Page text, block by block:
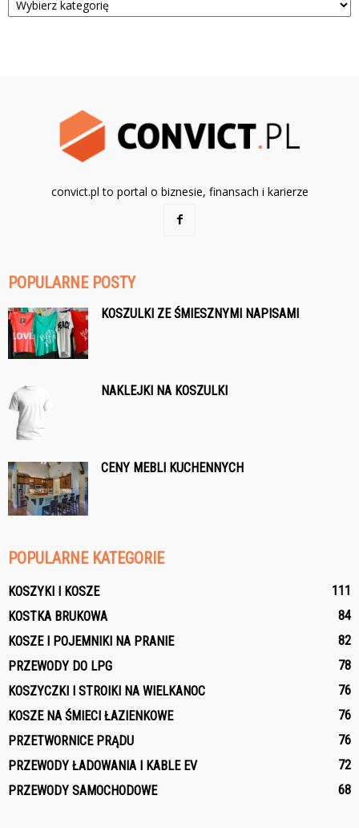
convict.pl to portal o biznesie, finansach i karierze
POPULARNE POSTY
KOSZULKI ZE ŚMIESZNYMI NAPISAMI
NAKLEJKI NA KOSZULKI
CENY MEBLI KUCHENNYCH
POPULARNE KATEGORIE
KOSZYKI I KOSZE
111
KOSTKA BRUKOWA
84
KOSZE I POJEMNIKI NA PRANIE
82
PRZEWODY DO LPG
78
KOSZYCZKI I STROIKI NA WIELKANOC
76
KOSZE NA ŚMIECI ŁAZIENKOWE
76
PRZETWORNICE PRĄDU
76
PRZEWODY ŁADOWANIA I KABLE EV
72
PRZEWODY SAMOCHODOWE
68